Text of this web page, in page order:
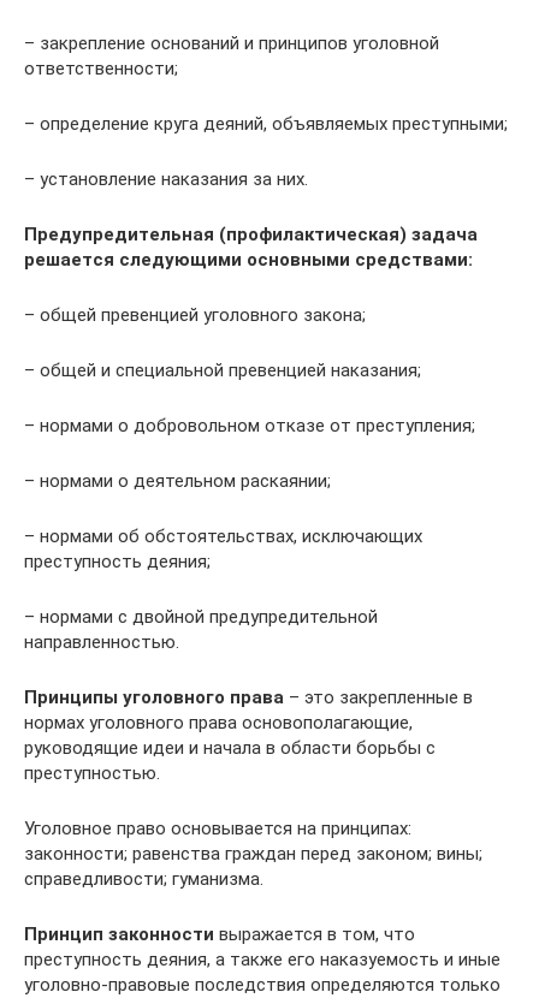
– закрепление оснований и принципов уголовной
ответственности;
– определение круга деяний, объявляемых преступными;
– установление наказания за них.
Предупредительная (профилактическая) задача
решается следующими основными средствами:
– общей превенцией уголовного закона;
– общей и специальной превенцией наказания;
– нормами о добровольном отказе от преступления;
– нормами о деятельном раскаянии;
– нормами об обстоятельствах, исключающих
преступность деяния;
– нормами с двойной предупредительной
направленностью.
Принципы уголовного права – это закрепленные в
нормах уголовного права основополагающие,
руководящие идеи и начала в области борьбы с
преступностью.
Уголовное право основывается на принципах:
законности; равенства граждан перед законом; вины;
справедливости; гуманизма.
Принцип законности выражается в том, что
преступность деяния, а также его наказуемость и иные
уголовно-правовые последствия определяются только